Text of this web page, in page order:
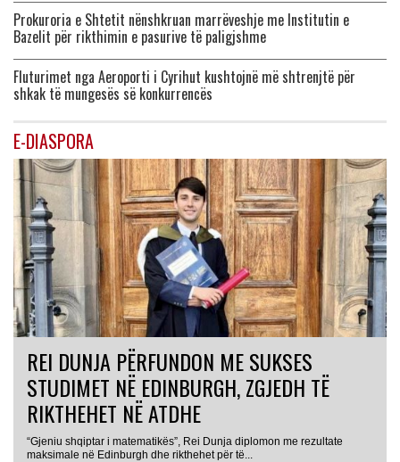
Prokuroria e Shtetit nënshkruan marrëveshje me Institutin e
Bazelit për rikthimin e pasurive të paligjshme
Fluturimet nga Aeroporti i Cyrihut kushtojnë më shtrenjtë për
shkak të mungesës së konkurrencës
E-DIASPORA
REI DUNJA PËRFUNDON ME SUKSES
STUDIMET NË EDINBURGH, ZGJEDH TË
RIKTHEHET NË ATDHE
“Gjeniu shqiptar i matematikës”, Rei Dunja diplomon me rezultate
maksimale në Edinburgh dhe rikthehet për të...